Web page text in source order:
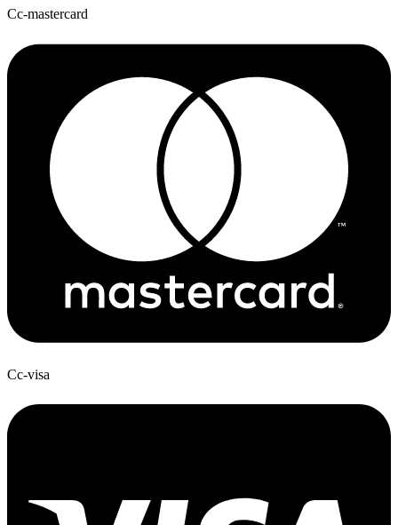
Cc-mastercard
Cc-visa